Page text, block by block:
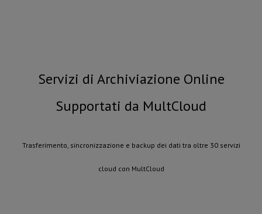
Servizi di Archiviazione Online
Supportati da MultCloud
Trasferimento, sincronizzazione e backup dei dati tra oltre 30 servizi
cloud con MultCloud